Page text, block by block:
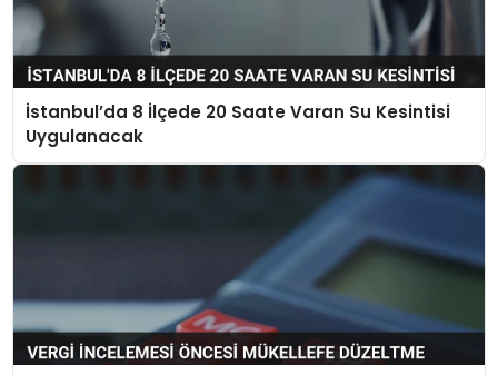
İstanbul’da 8 İlçede 20 Saate Varan Su Kesintisi
Uygulanacak